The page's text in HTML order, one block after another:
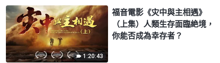
1:20:43
福音電影《灾中與主相遇》
（上集）人類生存面臨絶境，
你能否成為幸存者？